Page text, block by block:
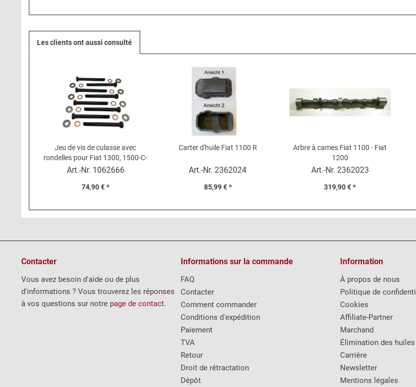
Les clients ont aussi consulté
Jeu de vis de culasse avec
rondelles pour Fiat 1300, 1500-C-
L, 1500 Cabriolet 118 H-K
Art.-Nr. 1062666
74,90 € *
Carter d'huile Fiat 1100 R
Art.-Nr. 2362024
85,99 € *
Arbre à cames Fiat 1100 - Fiat
1200
Art.-Nr. 2362023
319,90 € *
Contacter
Vous avez besoin d'aide ou de plus
d'informations ? Vous trouverez les réponses
à vos questions sur notre page de contact.
Informations sur la commande
FAQ
Contacter
Comment commander
Conditions d'expédition
Paiement
TVA
Retour
Droit de rétractation
Dépôt
Information
À propos de nous
Politique de
Cookies
Affiliate-Partner
Marchand
Élimination des
Carrière
Newsletter
Mentions légales